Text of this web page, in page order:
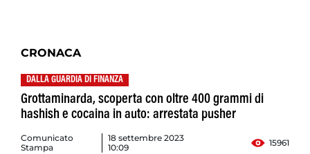
CRONACA
DALLA GUARDIA DI FINANZA
Grottaminarda, scoperta con oltre 400 grammi di
hashish e cocaina in auto: arrestata pusher
Comunicato
Stampa
18 settembre 2023
10:09
15961